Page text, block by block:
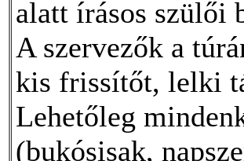
alatt írásos szülői
A szervezők a
kis frissítőt, lelki
Lehetőleg
(bukósisak,